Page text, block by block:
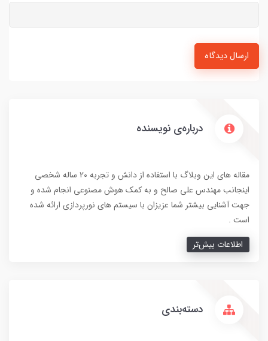
ارسال دیدگاه
درباره‌ی نویسنده
مقاله های این وبلاگ با استفاده از دانش و تجربه 20 ساله شخصی
اینجانب مهندس علی صالح و به کمک هوش مصنوعی انجام شده و
جهت آشنایی بیشتر شما عزیزان با سیستم های نورپردازی ارائه شده
است .
اطلاعات بیش‌تر
دسته‌بندی